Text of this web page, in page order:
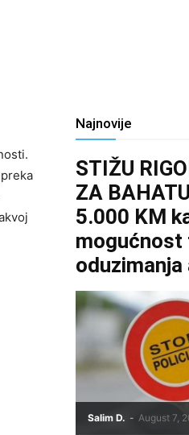
Najnovije
STIŽU
ZA
5.000 KM
mogućnost
oduzimanja
Salim D. - August 7,